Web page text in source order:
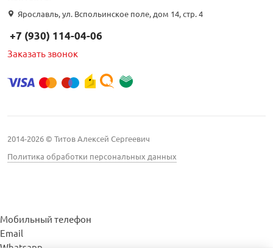
Ярославль, ул. Вспольинское поле, дом 14, стр. 4
+7 (930) 114-04-06
Заказать звонок
2014-2026 © Титов Алексей Сергеевич
Политика обработки персональных данных
Мобильный телефон
Email